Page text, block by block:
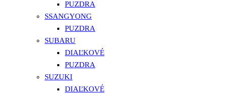
PUZDRA
SSANGYONG
PUZDRA
SUBARU
DIAĽKOVÉ
PUZDRA
SUZUKI
DIAĽKOVÉ